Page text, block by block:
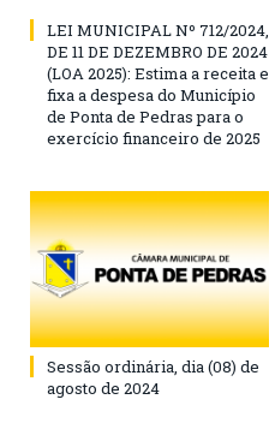
LEI MUNICIPAL Nº 712/2024,
DE 11 DE DEZEMBRO DE 2024
(LOA 2025): Estima a receita e
fixa a despesa do Município
de Ponta de Pedras para o
exercício financeiro de 2025
Sessão ordinária, dia (08) de
agosto de 2024